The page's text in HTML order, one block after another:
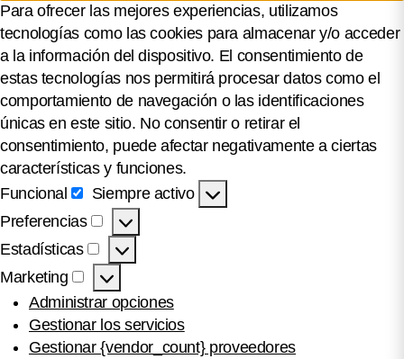
Para ofrecer las mejores experiencias, utilizamos
tecnologías como las cookies para almacenar y/o acceder
a la información del dispositivo. El consentimiento de
estas tecnologías nos permitirá procesar datos como el
comportamiento de navegación o las identificaciones
únicas en este sitio. No consentir o retirar el
consentimiento, puede afectar negativamente a ciertas
características y funciones.
Funcional
Funcional
Siempre activo
Preferencias
Preferencias
Estadísticas
Estadísticas
Marketing
Marketing
Administrar opciones
Gestionar los servicios
Gestionar {vendor_count} proveedores